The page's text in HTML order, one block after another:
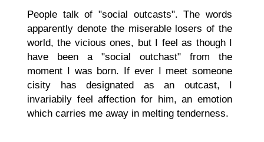
People talk of "social outcasts". The words
apparently denote the miserable losers of the
world, the vicious ones, but I feel as though I
have been a "social outchast" from the
moment I was born. If ever I meet someone
cisity has designated as an outcast, I
invariabily feel affection for him, an emotion
which carries me away in melting tenderness.